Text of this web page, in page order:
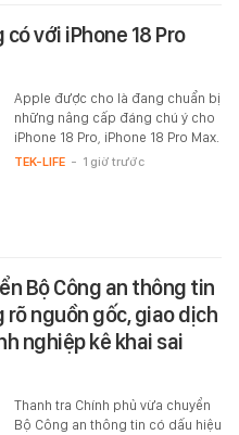
với iPhone 18 Pro
Apple được cho là đang chuẩn bị
những nâng cấp đáng chú ý cho
iPhone 18 Pro, iPhone 18 Pro Max.
TEK-LIFE - 1 giờ trước
Bộ Công an thông tin
rõ nguồn gốc, giao dịch
nghiệp kê khai sai
Thanh tra Chính phủ vừa chuyển
Bộ Công an thông tin có dấu hiệu